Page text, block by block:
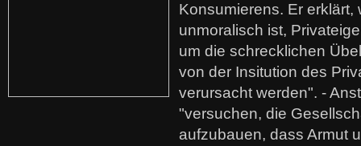
Konsumierens. Er erklärt,
unmoralisch ist,
um die schrecklichen
von der Insitution des
verursacht werden". -
"versuchen, die
aufzubauen, dass Armut